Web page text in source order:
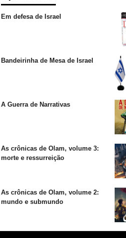
Em defesa de Israel
Bandeirinha de Mesa de Israel
A Guerra de Narrativas
As crônicas de Olam, volume 3:
morte e ressurreição
As crônicas de Olam, volume 2:
mundo e submundo